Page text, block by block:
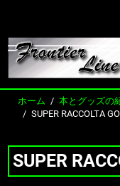
ホーム 本とグッズの
SUPER RACCOLTA
SUPER